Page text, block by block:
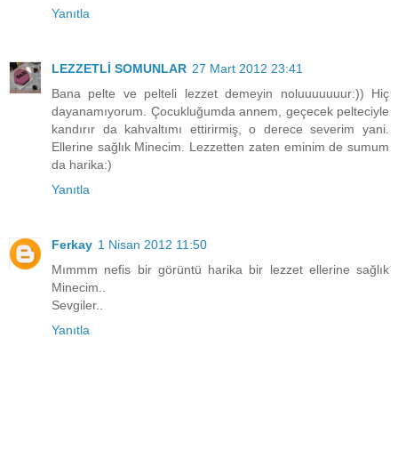
Yanıtla
LEZZETLİ SOMUNLAR 27 Mart 2012 23:41
Bana pelte ve pelteli lezzet demeyin noluuuuuuur:)) Hiç
dayanamıyorum. Çocukluğumda annem, geçecek pelteciyle
kandırır da kahvaltımı ettirirmiş, o derece severim yani.
Ellerine sağlık Minecim. Lezzetten zaten eminim de sumum
da harika:)
Yanıtla
Ferkay 1 Nisan 2012 11:50
Mımmm nefis bir görüntü harika bir lezzet ellerine sağlık
Minecim..
Sevgiler..
Yanıtla